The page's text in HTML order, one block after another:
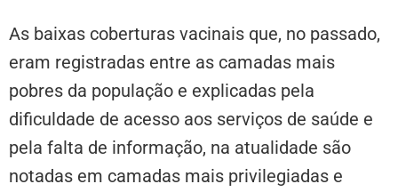
As baixas coberturas vacinais que, no passado,
eram registradas entre as camadas mais
pobres da população e explicadas pela
dificuldade de acesso aos serviços de saúde e
pela falta de informação, na atualidade são
notadas em camadas mais privilegiadas e